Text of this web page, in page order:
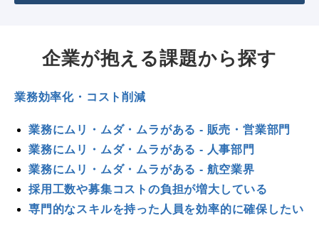
企業が抱える課題から探す
業務効率化・コスト削減
業務にムリ・ムダ・ムラがある - 販売・営業部門
業務にムリ・ムダ・ムラがある - 人事部門
業務にムリ・ムダ・ムラがある - 航空業界
採用工数や募集コストの負担が増大している
専門的なスキルを持った人員を効率的に確保したい